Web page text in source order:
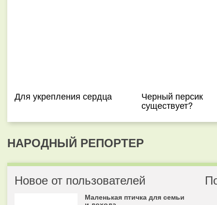
Для укрепления сердца Черный персик
существует?
НАРОДНЫЙ РЕПОРТЕР
Новое от пользователей
Маленькая птичка для семьи